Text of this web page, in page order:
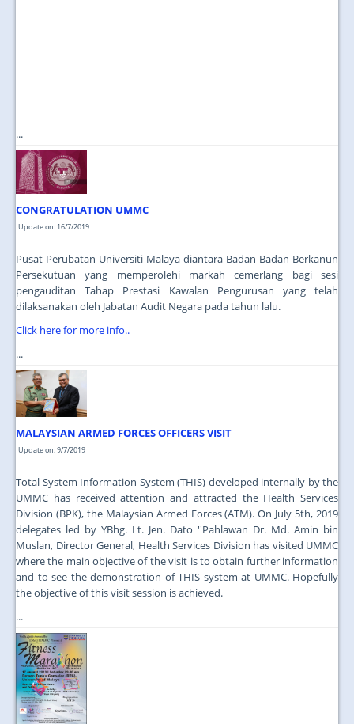
...
CONGRATULATION UMMC
Update on: 16/7/2019
Pusat Perubatan Universiti Malaya diantara Badan-Badan Berkanun
Persekutuan yang memperolehi markah cemerlang bagi sesi
pengauditan Tahap Prestasi Kawalan Pengurusan yang telah
dilaksanakan oleh Jabatan Audit Negara pada tahun lalu.
Click here for more info..
...
MALAYSIAN ARMED FORCES OFFICERS VISIT
Update on: 9/7/2019
Total System Information System (THIS) developed internally by the
UMMC has received attention and attracted the Health Services
Division (BPK), the Malaysian Armed Forces (ATM). On July 5th, 2019
delegates led by YBhg. Lt. Jen. Dato ''Pahlawan Dr. Md. Amin bin
Muslan, Director General, Health Services Division has visited UMMC
where the main objective of the visit is to obtain further information
and to see the demonstration of THIS system at UMMC. Hopefully
the objective of this visit session is achieved.
...